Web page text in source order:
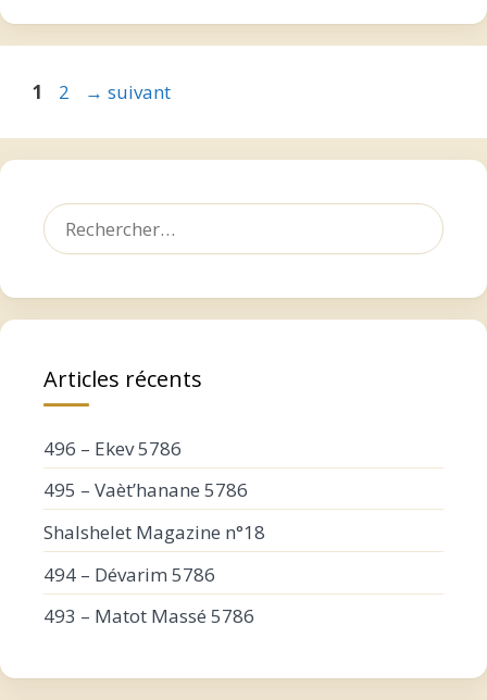
Page
1 Page
2 → suivant
Rechercher :
Articles récents
496 – Ekev 5786
495 – Vaèt’hanane 5786
Shalshelet Magazine n°18
494 – Dévarim 5786
493 – Matot Massé 5786